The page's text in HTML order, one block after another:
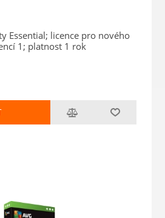
Essential; licence pro nového
1; platnost 1 rok